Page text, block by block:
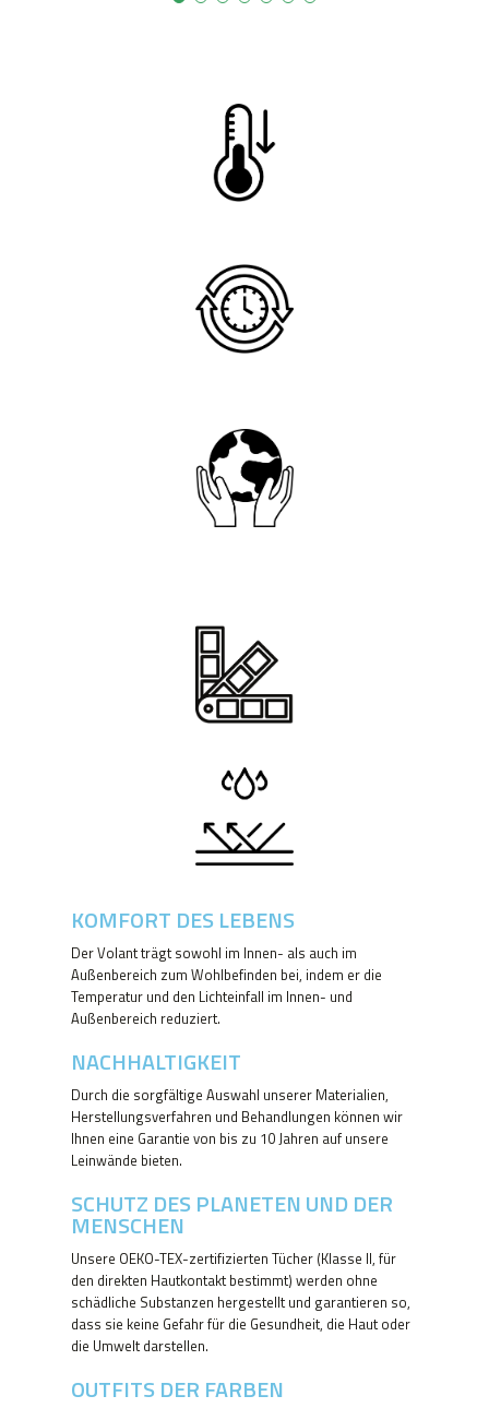
KOMFORT DES LEBENS
Der Volant trägt sowohl im Innen- als auch im
Außenbereich zum Wohlbefinden bei, indem er die
Temperatur und den Lichteinfall im Innen- und
Außenbereich reduziert.
NACHHALTIGKEIT
Durch die sorgfältige Auswahl unserer Materialien,
Herstellungsverfahren und Behandlungen können wir
Ihnen eine Garantie von bis zu 10 Jahren auf unsere
Leinwände bieten.
SCHUTZ DES PLANETEN UND DER
MENSCHEN
Unsere OEKO-TEX-zertifizierten Tücher (Klasse II, für
den direkten Hautkontakt bestimmt) werden ohne
schädliche Substanzen hergestellt und garantieren so,
dass sie keine Gefahr für die Gesundheit, die Haut oder
die Umwelt darstellen.
OUTFITS DER FARBEN